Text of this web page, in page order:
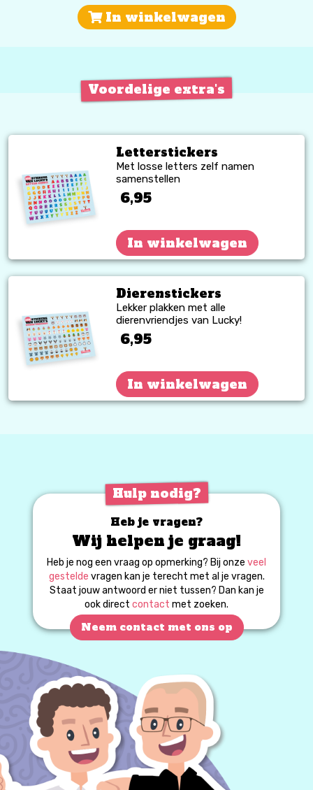
In winkelwagen
Voordelige extra's
Letterstickers
Met losse letters zelf namen
samenstellen
6,95
In winkelwagen
Dierenstickers
Lekker plakken met alle
dierenvriendjes van Lucky!
6,95
In winkelwagen
Hulp nodig?
Heb je vragen?
Wij helpen je graag!
Heb je nog een vraag op opmerking? Bij onze veel
gestelde vragen kan je terecht met al je vragen.
Staat jouw antwoord er niet tussen? Dan kan je
ook direct contact met zoeken.
Neem contact met ons op